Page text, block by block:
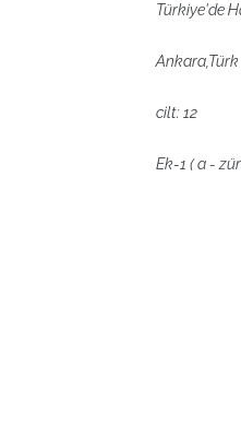
Türkiye'de
cilt: 12
Ek-1 ( a -